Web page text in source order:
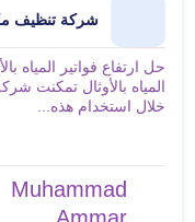
شركة تنظيف مكيفات
حل ارتفاع فواتير المياه
المياه بالأوثال تمكنت
خلال استخدام هذه...
Muhammad